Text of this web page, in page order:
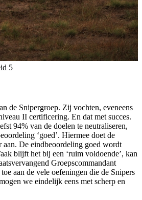
5
de Snipergroep. Zij vochten, eveneens
II certificering. En dat met succes.
94% van de doelen te neutraliseren,
‘goed’. Hiermee doet de
aan. De eindbeoordeling goed wordt
blijft het bij een ‘ruim voldoende’, kan
Groepscommandant
aan de vele oefeningen die de Snipers
we eindelijk eens met scherp en